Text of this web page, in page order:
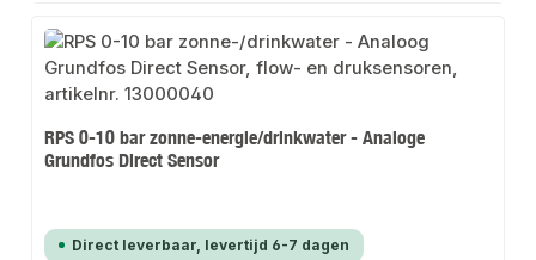
RPS 0-10 bar zonne-energie/drinkwater - Analoge
Grundfos Direct Sensor
Direct leverbaar, levertijd 6-7 dagen